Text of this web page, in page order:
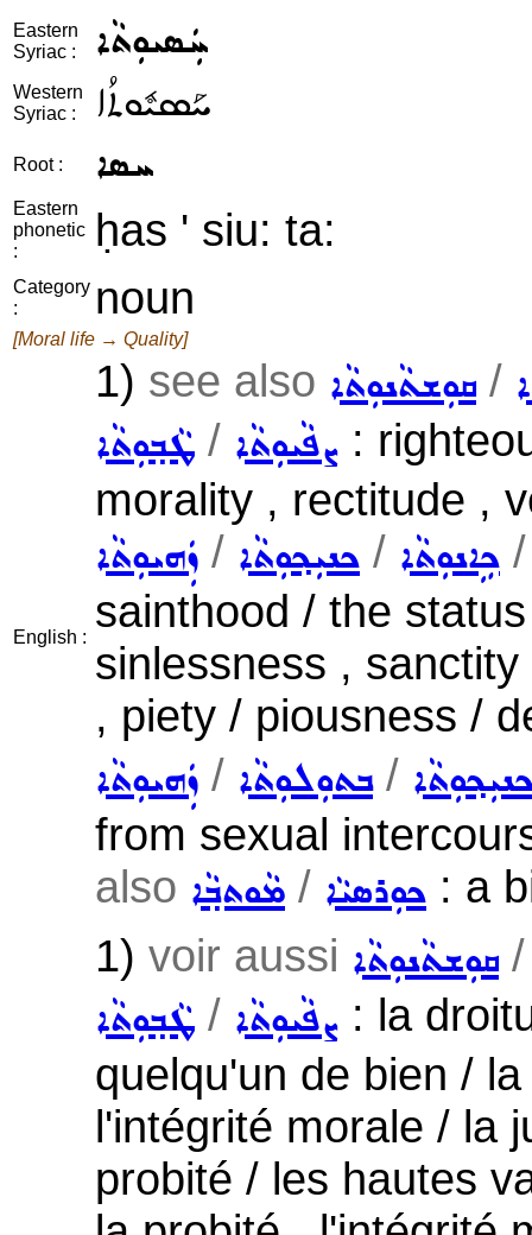
Eastern
Syriac :
ܚܲܣܝܘܼܬܵܐ
Western
Syriac :
ܚܰܣܝܽܘܬܳܐ
Root : ܚܣܐ
Eastern
phonetic
:
ḥas ' siu: ta:
Category
:
noun
[Moral life → Quality]
English :
1) see also ܩܘܼܫܬܵܢܘܼܬܵܐ /
ܛܵܒ݂ܘܼܬܵܐ / ܨܦܵܝܘܼܬܵܐ :
morality , rectitude ,
ܙܲܗܝܘܼܬܵܐ / ܟܢܝܼܟ݂ܘܼܬܵܐ / ܟܹܐܢܘܼܬܵܐ
sainthood / the
sinlessness ,
, piety / piousness /
ܙܲܗܝܘܼܬܵܐ / ܒܬܘܼܠܘܼܬܵܐ/
from sexual
also ܡܵܘܬܒ݂ܵܐ / ܟܘܼܪܣܝܵܐ : a
1) voir aussi ܩܘܼܫܬܵܢܘܼܬܵܐ
ܛܵܒ݂ܘܼܬܵܐ / ܨܦܵܝܘܼܬܵܐ : la
quelqu'un de bien /
l'intégrité morale / la
probité / les hautes